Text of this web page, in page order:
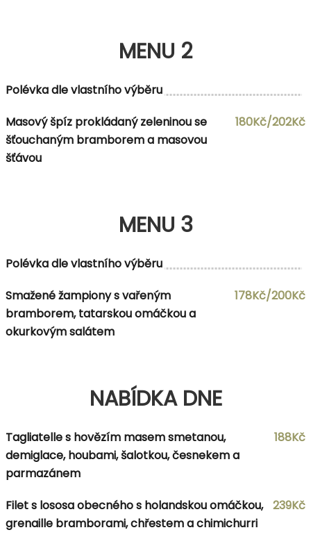
MENU 2
Polévka dle vlastního výběru
Masový špíz prokládaný zeleninou se
šťouchaným bramborem a masovou
šťávou
180Kč/202Kč
MENU 3
Polévka dle vlastního výběru
Smažené žampiony s vařeným
bramborem, tatarskou omáčkou a
okurkovým salátem
178Kč/200Kč
NABÍDKA DNE
Tagliatelle s hovězím masem smetanou,
demiglace, houbami, šalotkou, česnekem a
parmazánem
188Kč
Filet s lososa obecného s holandskou omáčkou,
grenaille bramborami, chřestem a chimichurri
239Kč